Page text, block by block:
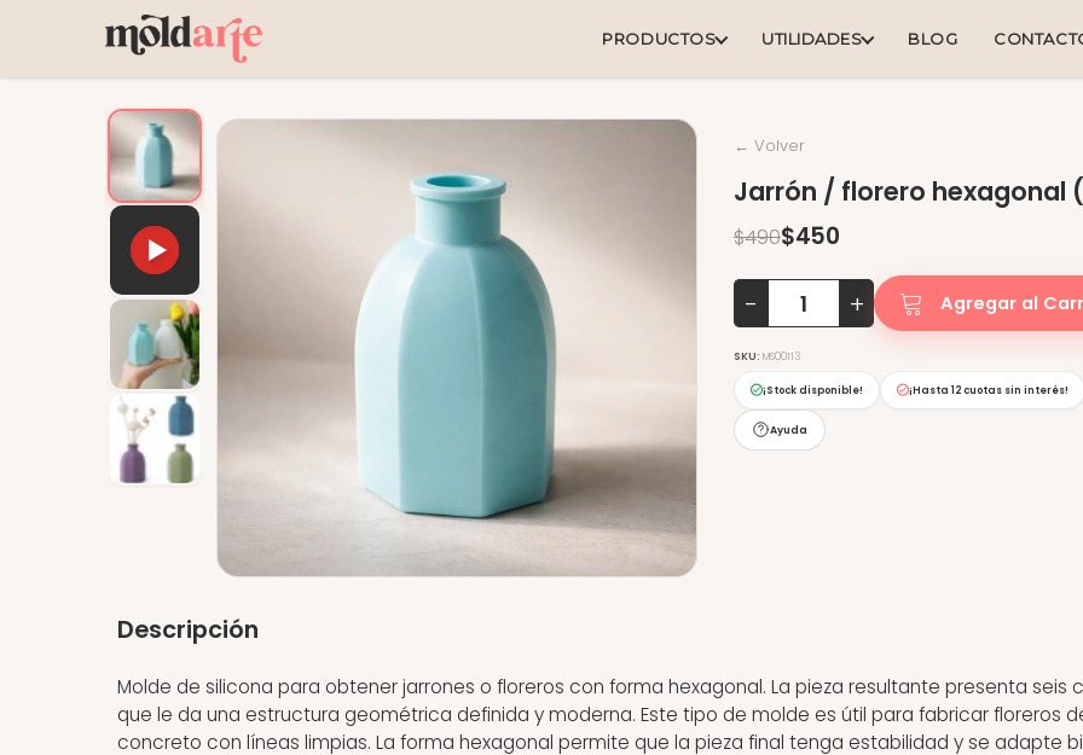
PRODUCTOS UTILIDADES BLOG
← Volver
Jarrón / florero hexagonal
$490$450
- + Agregar al
SKU: MS00113
¡Stock disponible! ¡Hasta 12 cuotas sin interés!
Ayuda
Descripción
Molde de silicona para obtener jarrones o floreros con forma hexagonal. La pieza resultante presenta seis
que le da una estructura geométrica definida y moderna. Este tipo de molde es útil para fabricar floreros
concreto con líneas limpias. La forma hexagonal permite que la pieza final tenga estabilidad y se adapte